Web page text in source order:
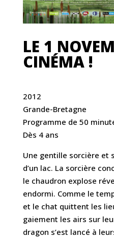
LE 1
CINÉMA !
2012
Grande-Bretagne
Programme de 50
Dès 4 ans
Une gentille sorcière et
d’un lac. La sorcière
le chaudron explose
endormi. Comme le
et le chat quittent les
gaiement les airs sur
dragon s’est lancé à